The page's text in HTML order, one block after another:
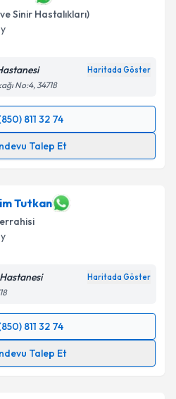
Sinir Hastalıkları)
Haritada Göster
No:4, 34718
811 32 74
Talep Et
Talebi
e-posta ile bilgilendireceğiz.
işlenmesine ilişkin
ve kişisel verilerimin belirtilen
kabul ediyorum.
Talebini Gönder
Tutkan
Haritada Göster
811 32 74
Talep Et
Talebi